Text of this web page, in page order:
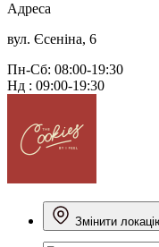
Адреса
вул. Єсеніна, 6
Пн-Сб: 08:00-19:30
Нд : 09:00-19:30
Змінити